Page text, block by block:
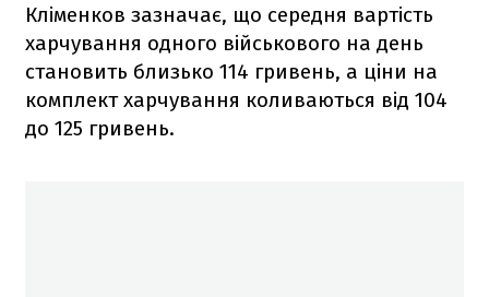
Кліменков зазначає, що середня вартість
харчування одного військового на день
становить близько 114 гривень, а ціни на
комплект харчування коливаються від 104
до 125 гривень.